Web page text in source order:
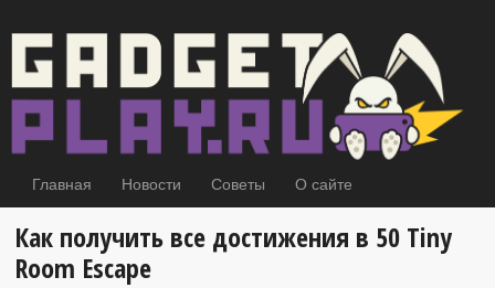
Главная Новости Советы О сайте
Как получить все достижения в 50 Tiny
Room Escape